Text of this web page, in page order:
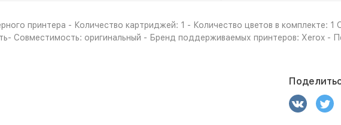
принтера - Количество картриджей: 1 - Количество цветов в комплекте: 1
Совместимость: оригинальный - Бренд поддерживаемых принтеров: Xerox -